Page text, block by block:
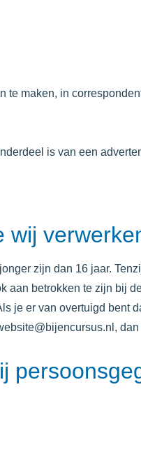
te maken, in
is van een
wij
zijn dan 16 jaar.
aan betrokken te zijn bij
je er van overtuigd bent
ijencursus.nl ,